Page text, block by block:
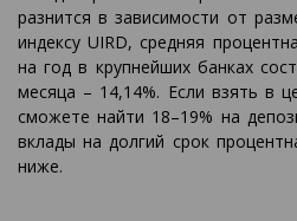
разнится в зависимости от
индексу UIRD, средняя
на год в крупнейших банках
месяца – 14,14%. Если взять в
сможете найти 18–19% на
вклады на долгий срок
ниже.